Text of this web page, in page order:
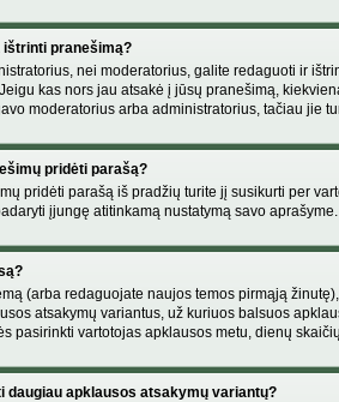
ištrinti pranešimą?
nei moderatorius, galite redaguoti ir
kas nors jau atsakė į jūsų pranešimą,
moderatorius arba administratorius, tačiau jie
pridėti parašą?
pridėti parašą iš pradžių turite jį susikurti per
įjungę atitinkamą nustatymą savo
(arba redaguojate naujos temos pirmąją
atsakymų variantus, už kuriuos balsuos
pasirinkti vartotojas apklausos metu, dienų
daugiau apklausos atsakymų variantų?